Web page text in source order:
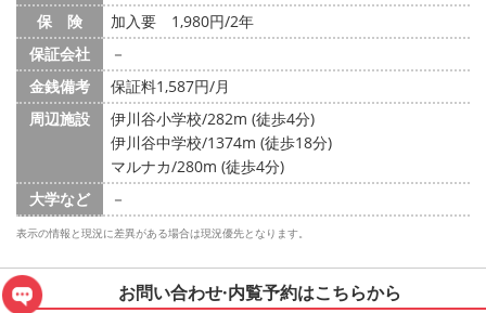
保 険
加入要 1,980円/2年
保証会社
－
金銭備考
保証料1,587円/月
周辺施設
伊川谷小学校/282m (徒歩4分)
伊川谷中学校/1374m (徒歩18分)
マルナカ/280m (徒歩4分)
大学など
－
表示の情報と現況に差異がある場合は現況優先となります。
お問い合わせ·内覧予約はこちらから